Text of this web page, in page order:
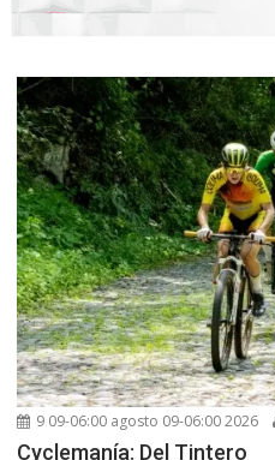
9 09-06:00 agosto 09-06:00 2026
Cyclemanía: Del Tintero